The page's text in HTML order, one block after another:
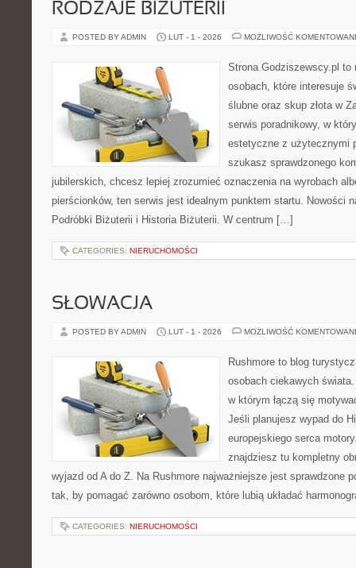
RODZAJE BIŻUTERII
POSTED BY ADMIN LUT - 1 - 2026 MOŻLIWOŚĆ
Strona Godziszewscy.pl
osobach, które interesuje
ślubne oraz skup złota w
serwis poradnikowy, w
estetyczne z użytecznymi
szukasz sprawdzonego
jubilerskich, chcesz lepiej zrozumieć oznaczenia na wyrobach
pierścionków, ten serwis jest idealnym punktem startu. Nowości
Podróbki Biżuterii i Historia Biżuterii. W centrum […]
CATEGORIES: NIERUCHOMOŚCI
SŁOWACJA
POSTED BY ADMIN LUT - 1 - 2026 MOŻLIWOŚĆ
Rushmore to blog
osobach ciekawych
w którym łączą się
Jeśli planujesz wypad do
europejskiego serca
znajdziesz tu kompletny
wyjazd od A do Z. Na Rushmore najważniejsze jest sprawdzone
tak, by pomagać zarówno osobom, które lubią układać
CATEGORIES: NIERUCHOMOŚCI